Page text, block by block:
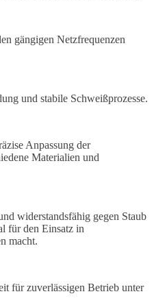
gängigen Netzfrequenzen
und stabile Schweißprozesse.
Anpassung der
Materialien und
widerstandsfähig gegen Staub
für den Einsatz in
macht.
für zuverlässigen Betrieb unter